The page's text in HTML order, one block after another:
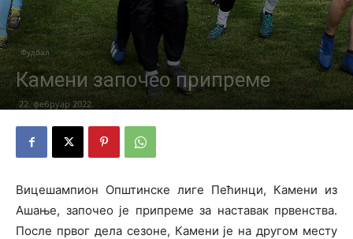
Фудбал
Камени започео припреме
22. фебруар 2022.
Вицешампион Општинске лиге Пећинци, Камени из
Ашање, започео је припреме за наставак првенства.
После првог дела сезоне, Камени је на другом месту